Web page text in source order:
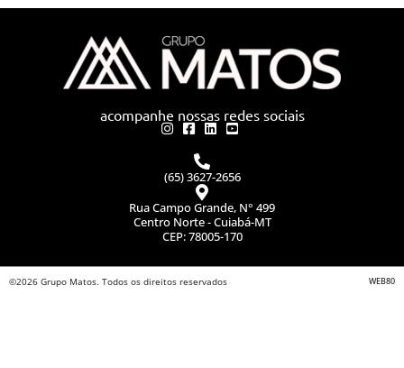
acompanhe nossas redes sociais
(65) 3627-2656
Rua Campo Grande, N° 499
Centro Norte - Cuiabá-MT
CEP: 78005-170
©2026 Grupo Matos. Todos os direitos reservados WEB80